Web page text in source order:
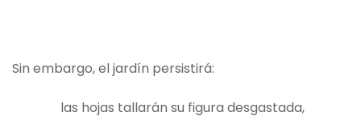
Sin embargo, el jardín persistirá:
las hojas tallarán su figura desgastada,